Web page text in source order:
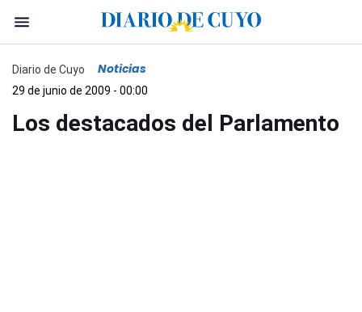
Diario de Cuyo Noticias
29 de junio de 2009 - 00:00
Los destacados del Parlamento